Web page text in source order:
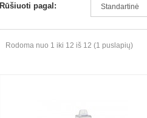
Rūšiuoti pagal:
Rodoma nuo 1 iki 12 iš 12 (1 puslapių)